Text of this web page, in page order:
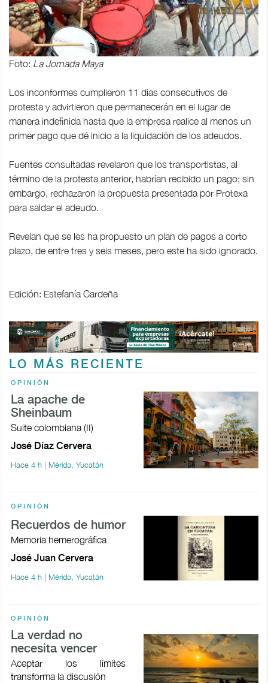
Foto: La Jornada Maya
Los inconformes cumplieron 11 días consecutivos de
protesta y advirtieron que permanecerán en el lugar de
manera indefinida hasta que la empresa realice al menos un
primer pago que dé inicio a la liquidación de los adeudos.
Fuentes consultadas revelaron que los transportistas, al
término de la protesta anterior, habrían recibido un pago; sin
embargo, rechazaron la propuesta presentada por Protexa
para saldar el adeudo.
Revelan que se les ha propuesto un plan de pagos a corto
plazo, de entre tres y seis meses, pero este ha sido ignorado.
Edición: Estefanía Cardeña
LO MÁS RECIENTE
OPINIÓN
La apache de
Sheinbaum
Suite colombiana (II)
José Díaz Cervera
Hace 4 h | Mérida, Yucatán
OPINIÓN
Recuerdos de humor
Memoria hemerográfica
José Juan Cervera
Hace 4 h | Mérida, Yucatán
OPINIÓN
La verdad no
necesita vencer
Aceptar los límites
transforma la discusión